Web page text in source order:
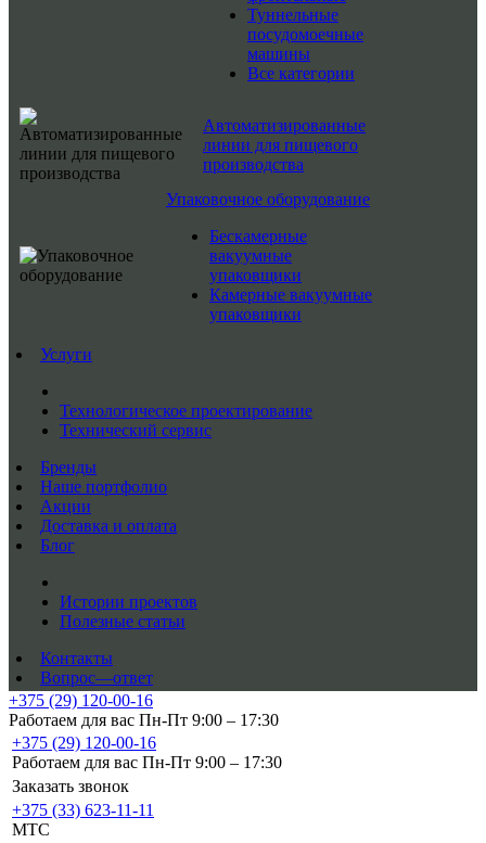
Туннельные
посудомоечные
машины
Все категории
Автоматизированные
линии для пищевого
производства
Упаковочное оборудование
Бескамерные
вакуумные
упаковщики
Камерные вакуумные
упаковщики
Услуги
Технологическое проектирование
Технический сервис
Бренды
Наше портфолио
Акции
Доставка и оплата
Блог
Истории проектов
Полезные статьи
Контакты
Вопрос—ответ
+375 (29) 120-00-16
Работаем для вас Пн-Пт 9:00 – 17:30
+375 (29) 120-00-16
Работаем для вас Пн-Пт 9:00 – 17:30
Заказать звонок
+375 (33) 623-11-11
MTC